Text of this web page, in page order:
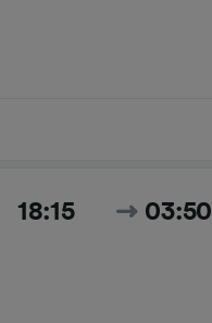
18:15 03:50